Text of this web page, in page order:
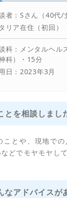
者：Sさん（40代/
リア在住（初回）
科：メンタルヘル
科）・15分
日：2023年3月
とを相談しまし
ことや、現地で
どでモヤモヤし
なアドバイスが